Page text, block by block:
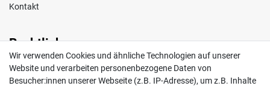
Kontakt
Rechtliches
Impressum
AGB
Wir verwenden Cookies und ähnliche Technologien auf unserer
Website und verarbeiten personenbezogene Daten von
Besucher:innen unserer Webseite (z.B. IP-Adresse), um z.B. Inhalte